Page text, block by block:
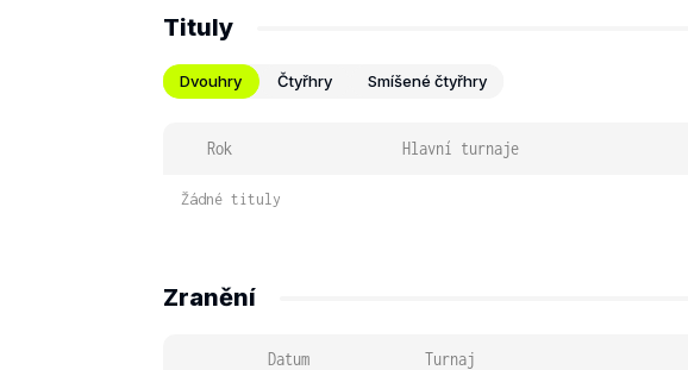
Tituly
Dvouhry Čtyřhry Smíšené čtyřhry
Rok Hlavní turnaje
Žádné tituly
Zranění
Datum Turnaj